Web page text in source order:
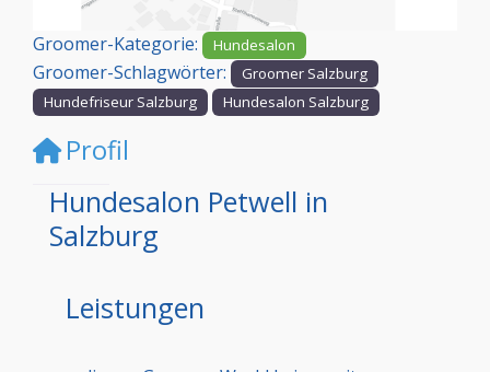
Groomer-Kategorie: Hundesalon
Groomer-Schlagwörter:
Groomer Salzburg
Hundefriseur Salzburg
Hundesalon Salzburg
Profil
Hundesalon Petwell in
Salzburg
Leistungen